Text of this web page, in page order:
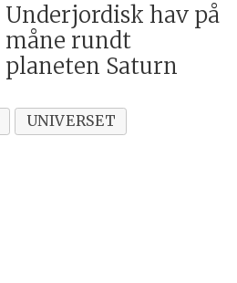
Underjordisk hav på
måne rundt
planeten Saturn
UNIVERSET